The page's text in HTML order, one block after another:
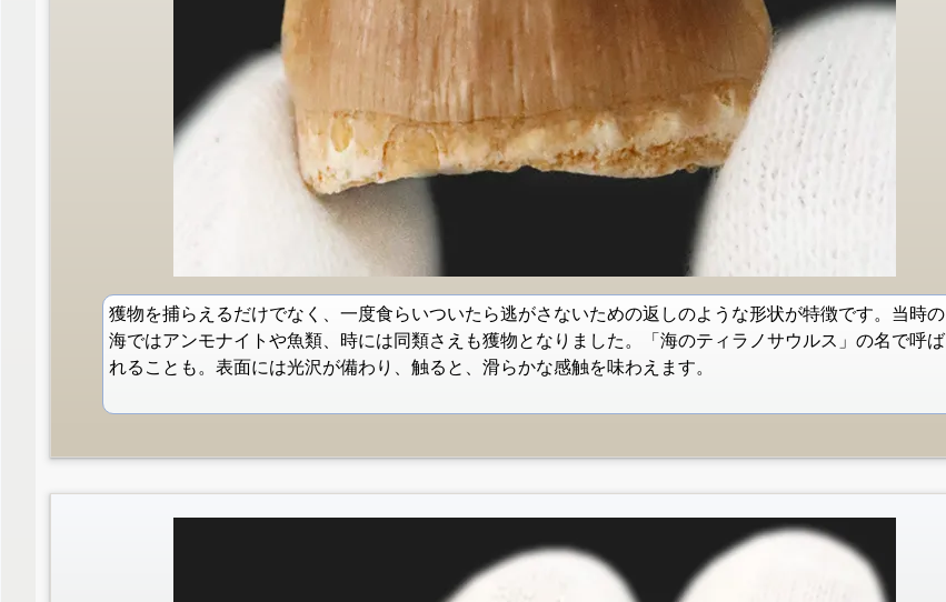
獲物を捕らえるだけでなく、一度食らいついたら逃がさないための返しのような形状が特徴です。当時の
海ではアンモナイトや魚類、時には同類さえも獲物となりました。「海のティラノサウルス」の名で呼ば
れることも。表面には光沢が備わり、触ると、滑らかな感触を味わえます。